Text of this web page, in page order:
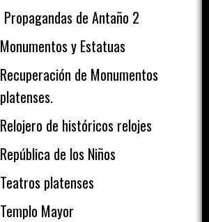
Propagandas de Antaño 2
Monumentos y Estatuas
Recuperación de Monumentos
platenses.
Relojero de históricos relojes
República de los Niños
Teatros platenses
Templo Mayor